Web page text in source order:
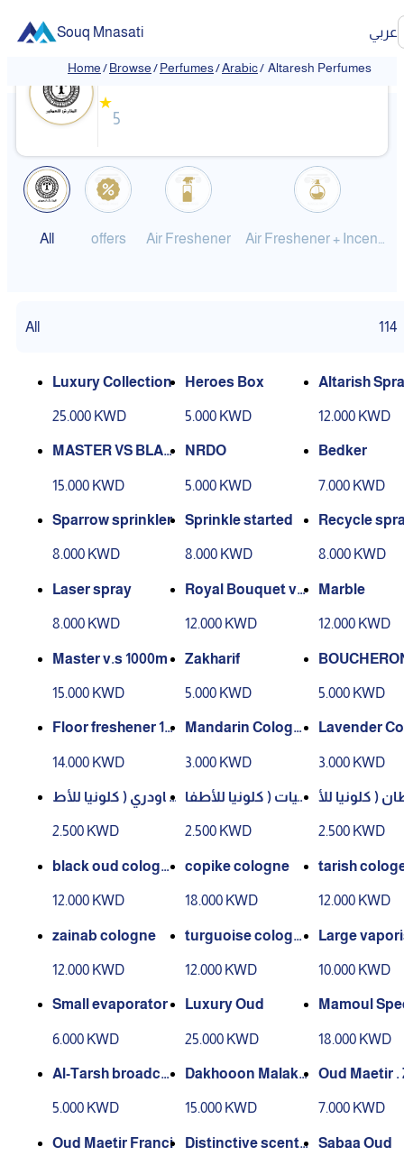
Souq Mnasati عربي
Home/Browse/Perfumes/Arabic/ Altaresh Perfumes
❮ ❯
Altaresh Perfumes
★
5
All offers Air Freshener
All 114
Luxury Collection
25.000 KWD
Heroes Box
5.000 KWD
Altarish
12.000 KWD
MASTER VS BLAC
15.000 KWD
NRDO
5.000 KWD
Bedker
7.000 KWD
Sparrow sprinkler
8.000 KWD
Sprinkle started
8.000 KWD
Recycle
8.000 KWD
Laser spray
8.000 KWD
Royal Bouquet vi
12.000 KWD
Marble
12.000 KWD
Master v.s 1000m
15.000 KWD
Zakharif
5.000 KWD 5.000 KWD
Floor freshener 12
14.000 KWD
Mandarin Cologn
3.000 KWD
Lavender
3.000 KWD
باودري ( كلونيا للأط
2.500 KWD
أبيات ( كلونيا للأطفا
2.500 KWD
سلطان ( كلونيا للأ
2.500 KWD
black oud cologn
12.000 KWD
copike cologne
18.000 KWD
tarish
12.000 KWD
zainab cologne
12.000 KWD
turguoise cologn
12.000 KWD
Large
10.000 KWD
Small evaporator
6.000 KWD
Luxury Oud
25.000 KWD
Mamoul
n)
18.000 KWD
Al-Tarsh broadca
5.000 KWD
Dakhooon Malaki
15.000 KWD
Oud Maetir .
7.000 KWD
Oud Maetir Franci
Distinctive scente
Sabaa Oud